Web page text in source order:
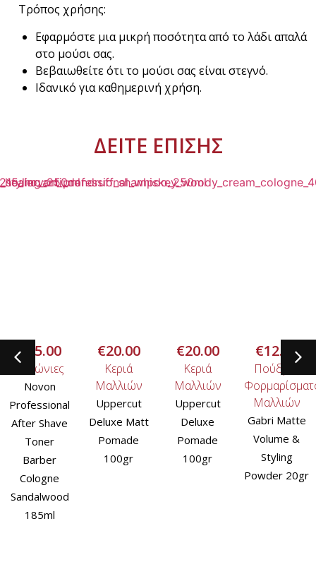
Τρόπος χρήσης:
Εφαρμόστε μια μικρή ποσότητα από το λάδι απαλά
στο μούσι σας.
Βεβαιωθείτε ότι το μούσι σας είναι στεγνό.
Ιδανικό για καθημερινή χρήση.
ΔΕΙΤΕ ΕΠΙΣΗΣ
€ 15.00
Κολώνιες
Novon
Professional
After Shave
Toner
Barber
Cologne
Sandalwood
185ml
€20.00
Κεριά
Μαλλιών
Uppercut
Deluxe Matt
Pomade
100gr
€20.00
Κεριά
Μαλλιών
Uppercut
Deluxe
Pomade
100gr
€12.00
Πούδρες
Μαλλιών
Gabri Matte
Volume &
Styling
Powder 20gr